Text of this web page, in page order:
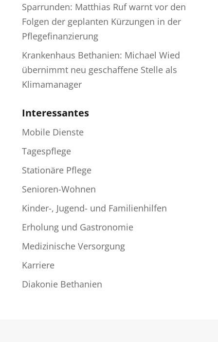
Sparrunden: Matthias Ruf warnt vor den
Folgen der geplanten Kürzungen in der
Pflegefinanzierung
Krankenhaus Bethanien: Michael Wied
übernimmt neu geschaffene Stelle als
Klimamanager
Interessantes
Mobile Dienste
Tagespflege
Stationäre Pflege
Senioren-Wohnen
Kinder-, Jugend- und Familienhilfen
Erholung und Gastronomie
Medizinische Versorgung
Karriere
Diakonie Bethanien